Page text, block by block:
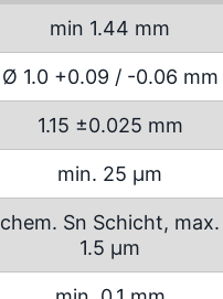
min 1.44 mm
Ø 1.0 +0.09 / -0.06 mm
1.15 ±0.025 mm
min. 25 µm
chem. Sn Schicht, max.
1.5 µm